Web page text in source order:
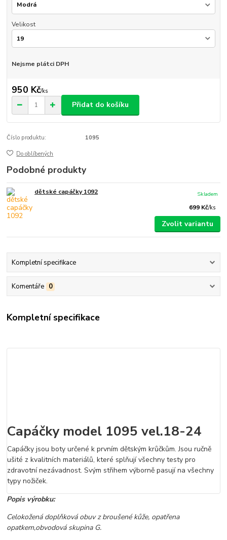
Velikost
Nejsme plátci DPH
950 Kč/ks
Přidat do košíku
Číslo produktu: 1095
Do oblíbených
Podobné produkty
dětské capáčky 1092
699 Kč/ks
Skladem
Zvolit variantu
Kompletní specifikace
Komentáře 0
Kompletní specifikace
Capáčky model 1095 vel.18-24
Capáčky jsou boty určené k prvním dětským krůčkům. Jsou ručně
ušité z kvalitních materiálů, které splňují všechny testy pro
zdravotní nezávadnost. Svým střihem výborně pasují na všechny
typy nožiček.
Popis výrobku:
Celokožená doplňková obuv z broušené kůže, opatřena
opatkem,obvodová skupina G.